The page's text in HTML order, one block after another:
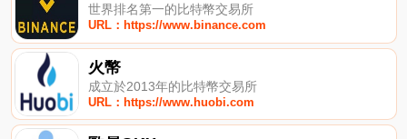
世界排名第一的比特幣交易所
URL：https://www.binance.com
火幣
成立於2013年的比特幣交易所
URL：https://www.huobi.com